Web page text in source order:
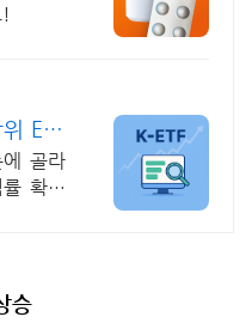
ETF
에 골라
확인
승